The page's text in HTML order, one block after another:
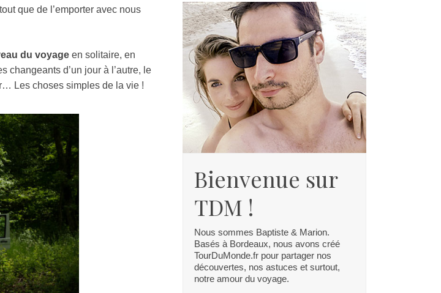
que de l’emporter avec nous
du voyage en solitaire, en
changeants d’un jour à l’autre, le
Les choses simples de la vie !
Bienvenue sur
TDM !
Nous sommes Baptiste & Marion.
Basés à Bordeaux, nous avons créé
TourDuMonde.fr pour partager nos
découvertes, nos astuces et surtout,
notre amour du voyage.